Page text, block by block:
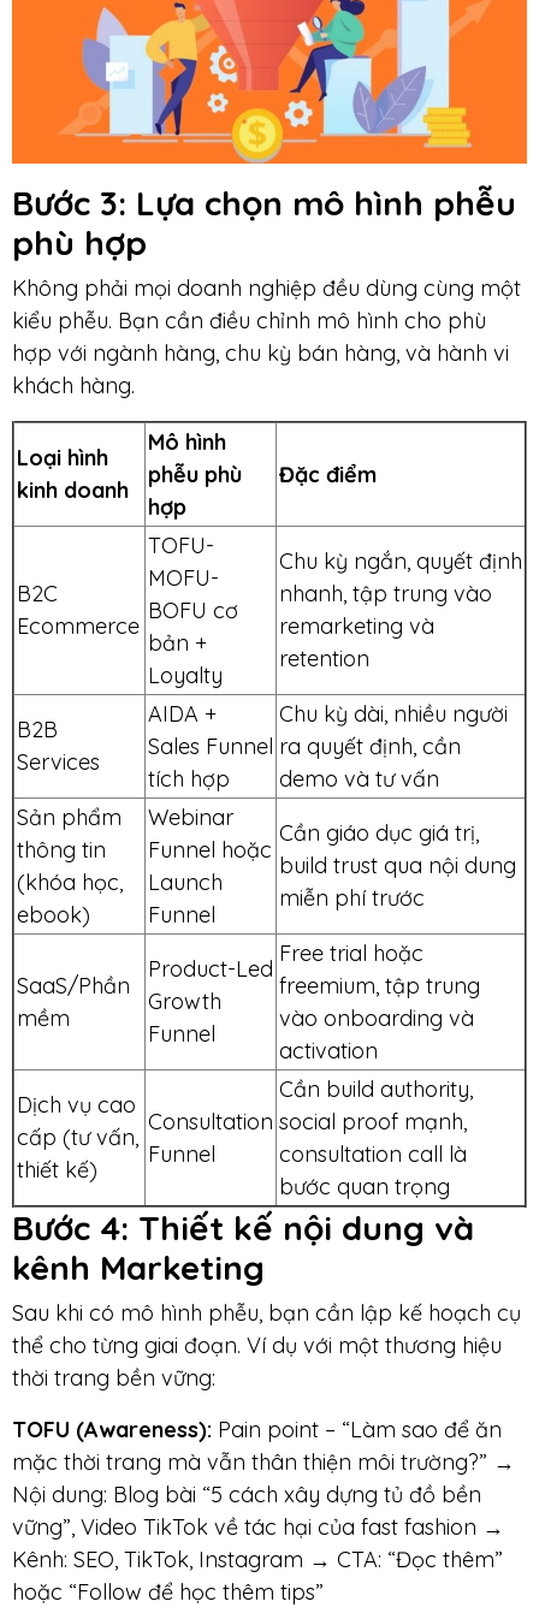
Bước 3: Lựa chọn mô hình phễu
phù hợp
Không phải mọi doanh nghiệp đều dùng cùng một
kiểu phễu. Bạn cần điều chỉnh mô hình cho phù
hợp với ngành hàng, chu kỳ bán hàng, và hành vi
khách hàng.
Loại hình
kinh doanh
Mô hình
phễu phù
hợp
Đặc điểm
B2C
Ecommerce
TOFU-
MOFU-
BOFU cơ
bản +
Loyalty
Chu kỳ ngắn, quyết định
nhanh, tập trung vào
remarketing và
retention
B2B
Services
AIDA +
Sales Funnel
tích hợp
Chu kỳ dài, nhiều người
ra quyết định, cần
demo và tư vấn
Sản phẩm
thông tin
(khóa học,
ebook)
Webinar
Funnel hoặc
Launch
Funnel
Cần giáo dục giá trị,
build trust qua nội dung
miễn phí trước
SaaS/Phần
mềm
Product-Led
Growth
Funnel
Free trial hoặc
freemium, tập trung
vào onboarding và
activation
Dịch vụ cao
cấp (tư vấn,
thiết kế)
Consultation
Funnel
Cần build authority,
social proof mạnh,
consultation call là
bước quan trọng
Bước 4: Thiết kế nội dung và
kênh Marketing
Sau khi có mô hình phễu, bạn cần lập kế hoạch cụ
thể cho từng giai đoạn. Ví dụ với một thương hiệu
thời trang bền vững:
TOFU (Awareness): Pain point – “Làm sao để ăn
mặc thời trang mà vẫn thân thiện môi trường?” →
Nội dung: Blog bài “5 cách xây dựng tủ đồ bền
vững”, Video TikTok về tác hại của fast fashion →
Kênh: SEO, TikTok, Instagram → CTA: “Đọc thêm”
hoặc “Follow để học thêm tips”